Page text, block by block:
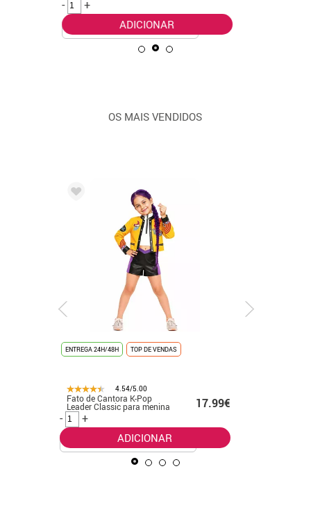
-
+
ADICIONAR
OS MAIS VENDIDOS
ENTREGA 24H/48H TOP DE VENDAS
4.54/5.00
Fato de Cantora K-Pop
Leader Classic para menina
17.99€
-
+
ADICIONAR